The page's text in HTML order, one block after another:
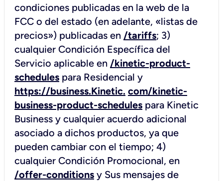
condiciones publicadas en la web de la
FCC o del estado (en adelante, «listas de
precios») publicadas en /tariffs; 3)
cualquier Condición Específica del
Servicio aplicable en /kinetic-product-
schedules para Residencial y
https://business.Kinetic. com/kinetic-
business-product-schedules para Kinetic
Business y cualquier acuerdo adicional
asociado a dichos productos, ya que
pueden cambiar con el tiempo; 4)
cualquier Condición Promocional, en
/offer-conditions y Sus mensajes de